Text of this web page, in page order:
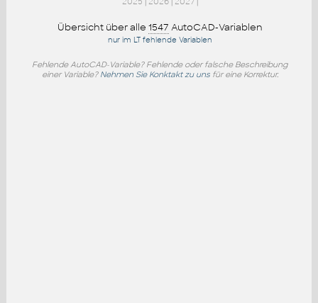
Übersicht über alle 1547 AutoCAD-Variablen
nur im LT fehlende Variablen
Fehlende AutoCAD-Variable? Fehlende oder falsche Beschreibung
einer Variable? Nehmen Sie Konktakt zu unsfür eine Korrektur.